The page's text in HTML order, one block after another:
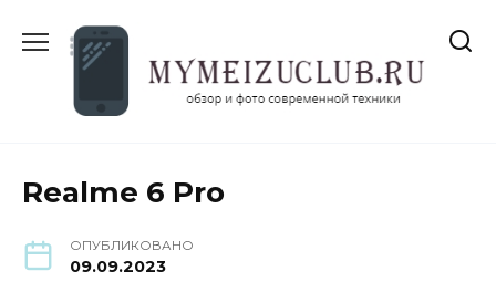
содержанию
Realme 6 Pro
ОПУБЛИКОВАНО
09.09.2023